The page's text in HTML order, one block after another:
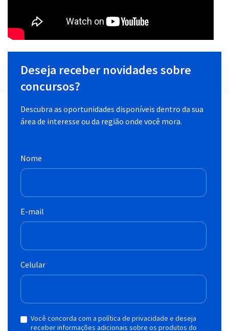
Deseja receber novidades sobre
concursos?
Descubra as oportunidades disponíveis dentro da sua
área de interesse ou da região onde você mora.
Nome
E-mail
Celular
Você concorda com a política de privacidade e deseja
receber informações adicionais sobre os produtos do